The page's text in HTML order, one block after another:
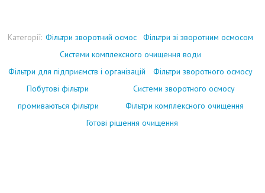
Категорії: Фільтри зворотний осмос
Фільтри зі зворотним осмосом
Системи комплексного очищення води
Фільтри для підприємств і організацій
Фільтри зворотного осмосу
Побутові фільтри
Системи зворотного осмосу
промиваються фільтри
Фільтри комплексного очищення
Готові рішення очищення